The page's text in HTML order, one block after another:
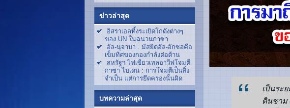
ข่าวล่าสุด
อิสราเอลทิ้งระเบิดโกดังต่างๆ
ของ UN ในฉนวนกาซา
อัล-นุจาบา : มัสยิดอัล-อักซอคือ
เข็มทิศของกองกำลังต่อต้าน
สหรัฐฯ ไฟเขียวเทลอาวีฟโจมตี
กาซา ไบเดน : การโจมตีเป็นสิ่ง
จำเป็น แต่การยึดครองนั้นผิด
บทความล่าสุด
เป็นระ
ดินชาม